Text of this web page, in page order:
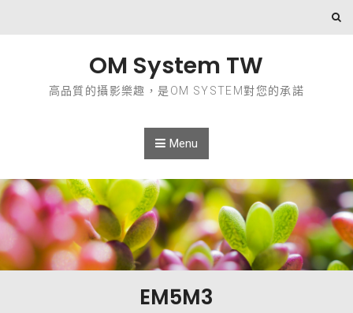
OM System TW
高品質的攝影樂趣，是OM SYSTEM對您的承諾
Menu
EM5M3